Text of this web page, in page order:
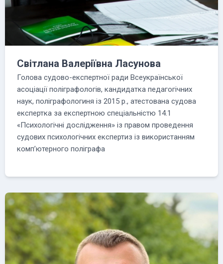
Світлана Валеріївна Ласунова
Голова судово-експертної ради Всеукраїнської
асоціації поліграфологів, кандидатка педагогічних
наук, поліграфологиня із 2015 р., атестована судова
експертка за експертною спеціальністю 14.1
«Психологічні дослідження» із правом проведення
судових психологічних експертиз із використанням
комп’ютерного поліграфа